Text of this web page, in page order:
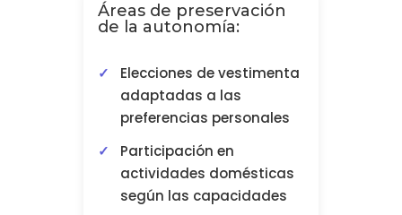
Áreas de preservación
de la autonomía:
Elecciones de vestimenta
adaptadas a las
preferencias personales
Participación en
actividades domésticas
según las capacidades